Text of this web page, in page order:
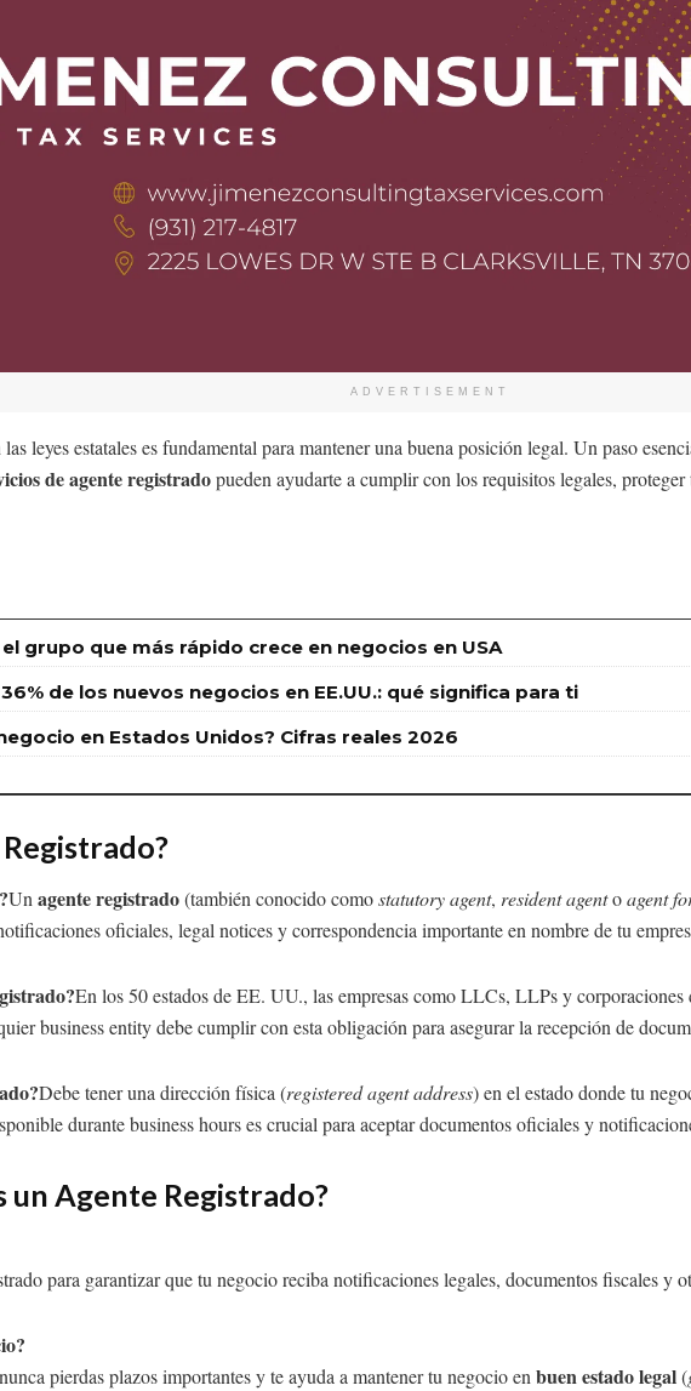
ADVERTISEMENT
leyes estatales es fundamental para mantener una buena posición legal. Un paso
de agente registradopueden ayudarte a cumplir con los requisitos legales,
grupo que más rápido crece en negocios en USA
de los nuevos negocios en EE.UU.: qué significa para ti
en Estados Unidos? Cifras reales 2026
Un agente registrado(también conocido comostatutory agent, resident agentoagent
oficiales, legal notices y correspondencia importante en nombre de tu
En los 50 estados de EE. UU., las empresas como LLCs, LLPs y corporaciones
business entity debe cumplir con esta obligación para asegurar la recepción de
Debe tener una dirección física (registered agent address) en el estado donde tu
durante business hours es crucial para aceptar documentos oficiales y
un Agente Registrado?
para garantizar que tu negocio reciba notificaciones legales, documentos fiscales y
pierdas plazos importantes y te ayuda a mantener tu negocio en buen estado legal(